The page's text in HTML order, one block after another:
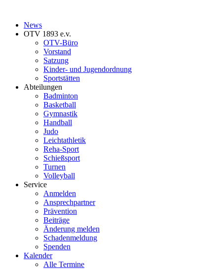
News
OTV 1893 e.v.
OTV-Büro
Vorstand
Satzung
Kinder- und Jugendordnung
Sportstätten
Abteilungen
Badminton
Basketball
Gymnastik
Handball
Judo
Leichtathletik
Reha-Sport
Schießsport
Turnen
Volleyball
Service
Anmelden
Ansprechpartner
Prävention
Beiträge
Änderung melden
Schadenmeldung
Spenden
Kalender
Alle Termine